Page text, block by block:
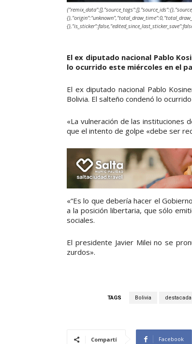
El ex diputado nacional Pablo
lo ocurrido este miércoles en el
El ex diputado nacional Pablo
Bolivia. El salteño condenó lo
«La vulneración de las instituciones
que el intento de golpe «debe ser
«“Es lo que debería hacer el
a la posición libertaria, que sólo
sociales.
El presidente Javier Milei no se
zurdos».
TAGS Bolivia destacada
Compartí Facebook